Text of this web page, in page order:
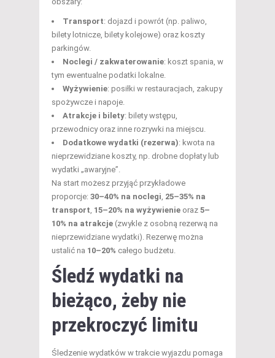
Transport: dojazd i powrót (np. paliwo,
bilety lotnicze, bilety kolejowe) oraz koszty
parkingów.
Noclegi / zakwaterowanie: koszt spania, w
tym ewentualne podatki lokalne.
Wyżywienie: posiłki w restauracjach, zakupy
spożywcze i napoje.
Atrakcje i bilety: bilety wstępu,
przewodnicy oraz inne rozrywki na miejscu.
Dodatkowe wydatki (rezerwa): kwota na
nieprzewidziane koszty, np. drobne dopłaty lub
wydatki „awaryjne”.
Na start możesz przyjąć przykładowe
proporcje: 30–40% na noclegi 25–35% na
transport 15–20% na wyżywienie oraz 5–
10% na atrakcje (zwykle z osobną rezerwą na
nieprzewidziane wydatki). Rezerwę można
ustalić na 10–20% całego budżetu.
Śledź wydatki na
bieżąco, żeby nie
przekroczyć limitu
Śledzenie wydatków w trakcie wyjazdu pomaga